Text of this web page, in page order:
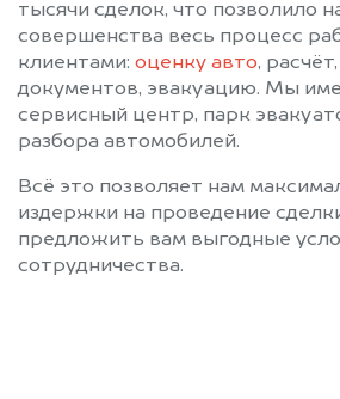
тысячи сделок, что позволило
совершенства весь процесс
клиентами: оценку авто,
документов, эвакуацию. Мы
сервисный центр, парк
разбора автомобилей.
Всё это позволяет нам
издержки на проведение
предложить вам выгодные
сотрудничества.